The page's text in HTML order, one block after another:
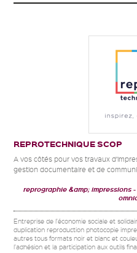
REPROTECHNIQUE SCOP
A vos côtés pour vos travaux
gestion documentaire et de
reprographie &amp; impressions
Entreprise de l'économie sociale et
duplication reproduction photocopie
autres tous formats noir et blanc et
l'adhésion et la participation aux outils